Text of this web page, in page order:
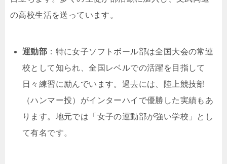
の高校生活を送っています。
運動部 ：特に女子ソフトボール部は全国大会の常連
校として知られ、全国レベルでの活躍を目指して
日々練習に励んでいます。過去には、陸上競技部
（ハンマー投）がインターハイで優勝した実績もあ
ります。地元では「女子の運動部が強い学校」とし
て有名です。